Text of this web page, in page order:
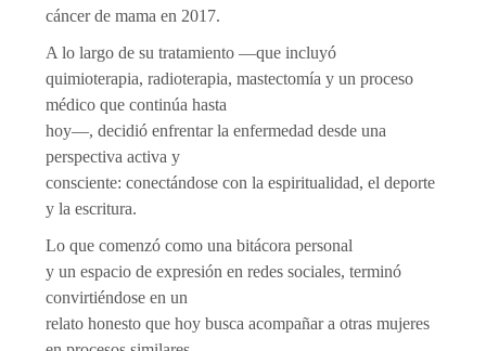
cáncer de mama en 2017.
A lo largo de su tratamiento —que incluyó
quimioterapia, radioterapia, mastectomía y un proceso
médico que continúa hasta
hoy—, decidió enfrentar la enfermedad desde una
perspectiva activa y
consciente: conectándose con la espiritualidad, el deporte
y la escritura.
Lo que comenzó como una bitácora personal
y un espacio de expresión en redes sociales, terminó
convirtiéndose en un
relato honesto que hoy busca acompañar a otras mujeres